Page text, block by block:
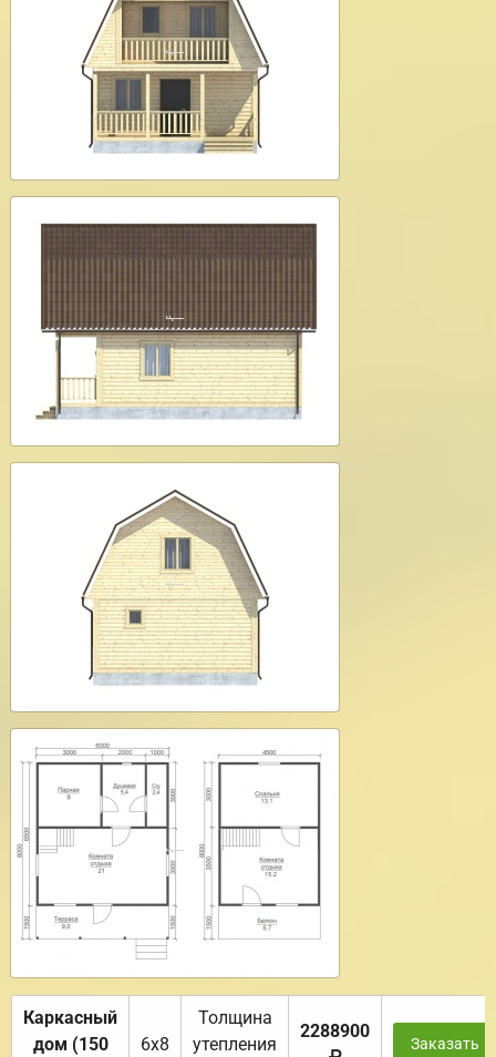
Каркасный
дом (150
6х8
Толщина
утепления
2288900
Заказать